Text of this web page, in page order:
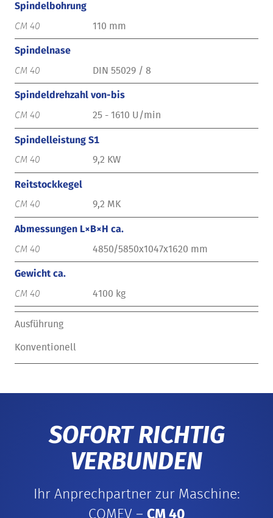
Spindelbohrung
110 mm
Spindelnase
DIN 55029 / 8
Spindeldrehzahl von-bis
25 - 1610 U/min
Spindelleistung S1
9,2 KW
Reitstockkegel
9,2 MK
Abmessungen L×B×H ca.
4850/5850x1047x1620 mm
Gewicht ca.
4100 kg
Ausführung
Konventionell
SOFORT RICHTIG
VERBUNDEN
Ihr Anprechpartner zur Maschine:
CM 40